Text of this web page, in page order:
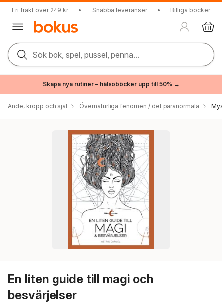
Fri frakt över 249 kr • Snabba leveranser • Billiga böcker
Sök bok, spel, pussel, penna...
Skapa nya rutiner – hälsoböcker upp till 50% →
Ande, kropp och själ Övernaturliga fenomen / det paranormala
En liten guide till magi och
besvärjelser